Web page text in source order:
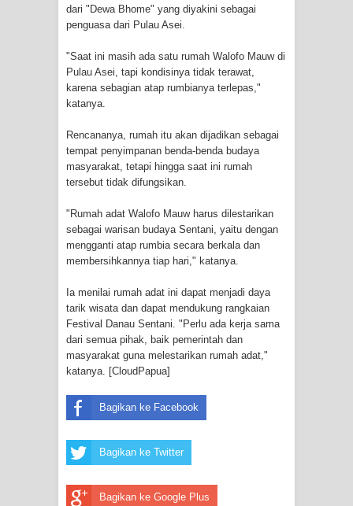
Mama-Mama Pasar Lama Sentani
Protes Tumpukan Sampah dengan
Menghambur ke Tengah Jalan
Hilangnya Agustina Ester Bonsapia
Marthen Medlama Sebut Pemprov
Papua Siapkan 1000 Kuota Beasiswa
Mace
Bantuan CSR untuk RS Bhayangkara
Polda Papua pada Peringatan Hari
Bhayangkara ke-80
Indonesia Turns Remote Papua
Frontier into National Food Belt with
dari "Dewa Bhome" yang diyakini sebagai
penguasa dari Pulau Asei.
"Saat ini masih ada satu rumah Walofo Mauw di
Pulau Asei, tapi kondisinya tidak terawat,
karena sebagian atap rumbianya terlepas,"
katanya.
Rencananya, rumah itu akan dijadikan sebagai
tempat penyimpanan benda-benda budaya
masyarakat, tetapi hingga saat ini rumah
tersebut tidak difungsikan.
"Rumah adat Walofo Mauw harus dilestarikan
sebagai warisan budaya Sentani, yaitu dengan
mengganti atap rumbia secara berkala dan
membersihkannya tiap hari," katanya.
Ia menilai rumah adat ini dapat menjadi daya
tarik wisata dan dapat mendukung rangkaian
Festival Danau Sentani. "Perlu ada kerja sama
dari semua pihak, baik pemerintah dan
masyarakat guna melestarikan rumah adat,"
katanya. [CloudPapua]
Bagikan ke Facebook
Bagikan ke Twitter
Bagikan ke Google Plus